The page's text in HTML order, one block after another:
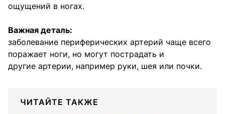
ощущений в ногах.
Важная деталь:
заболевание периферических артерий чаще всего
поражает ноги, но могут пострадать и
другие артерии, например руки, шея или почки.
ЧИТАЙТЕ ТАКЖЕ